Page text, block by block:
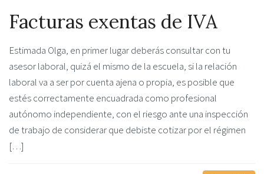
Facturas exentas de IVA
Estimada Olga, en primer lugar deberás consultar con tu
asesor laboral, quizá el mismo de la escuela, si la relación
laboral va a ser por cuenta ajena o propia, es posible que
estés correctamente encuadrada como profesional
autónomo independiente, con el riesgo ante una inspección
de trabajo de considerar que debiste cotizar por el régimen
[…]